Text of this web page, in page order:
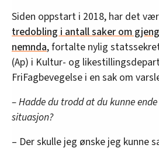
Siden oppstart i 2018, har det
tredobling i antall saker om
nemnda, fortalte nylig
(Ap) i Kultur- og
FriFagbevegelse i en sak om
– Hadde du trodd at du kunne
situasjon?
– Der skulle jeg ønske jeg kunne